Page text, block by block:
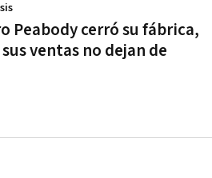
Peabody cerró su fábrica,
ventas no dejan de